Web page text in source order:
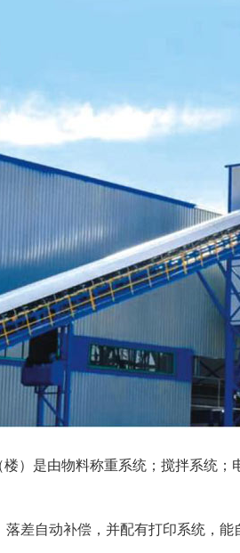
是由物料称重系统；搅拌系统；
自动补偿，并配有打印系统，能